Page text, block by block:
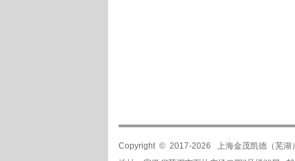
Copyright © 2017-2026 上海金茂凯德（芜湖